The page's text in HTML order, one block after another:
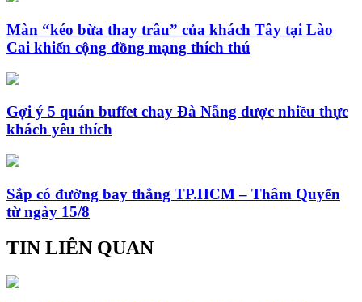
Màn “kéo bừa thay trâu” của khách Tây tại Lào
Cai khiến cộng đồng mạng thích thú
Gợi ý 5 quán buffet chay Đà Nẵng được nhiều thực
khách yêu thích
Sắp có đường bay thẳng TP.HCM – Thâm Quyến
từ ngày 15/8
TIN LIÊN QUAN